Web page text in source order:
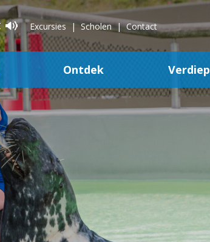
Excursies Scholen Contact
Ontdek Verdiep